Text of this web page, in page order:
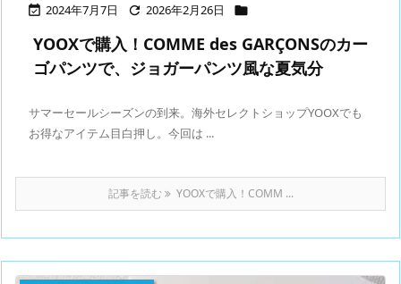
 2024年7月7日  2026年2月26日 
YOOXで購入！COMME des GARÇONSのカー
ゴパンツで、ジョガーパンツ風な夏気分
サマーセールシーズンの到来。海外セレクトショップYOOXでも
お得なアイテム目白押し。今回は ...
記事を読む YOOXで購入！COMM ...